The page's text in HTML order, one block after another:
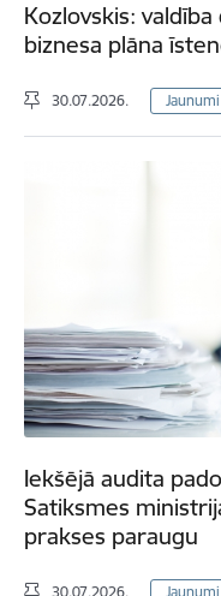
Kozlovskis:
biznesa plāna
30.07.2026. Jaunumi
Iekšējā audita
Satiksmes
prakses paraugu
30.07.2026. Jaunumi